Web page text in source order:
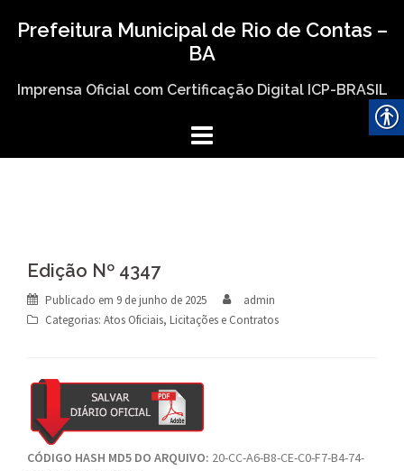
Prefeitura Municipal de Rio de Contas –
BA
Imprensa Oficial com Certificação Digital ICP-BRASIL
Edição Nº 4347
Publicado em 9 de junho de 2025
admin
Categorias: Atos Oficiais, Licitações e Contratos
CÓDIGO HASH MD5 DO ARQUIVO: 20-CC-A6-B8-CE-C0-F7-B4-74-